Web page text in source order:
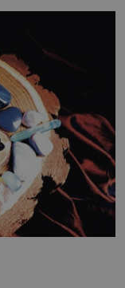
řezníka